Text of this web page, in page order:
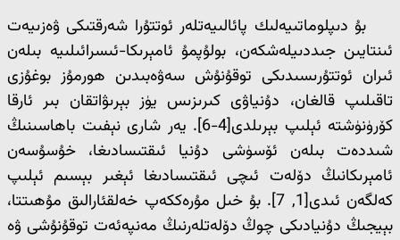
بۇ دىپلوماتىيەلىك پائالىيەتلەر ئوتتۇرا شەرقتىكى ۋەزىيەت
ئىنتايىن جىددىيلەشكەن، بولۇپمۇ ئامېرىكا-ئىسرائىلىيە بىلەن
ئىران ئوتتۇرىسىدىكى توقۇنۇش سەۋەبىدىن ھورمۇز بوغۇزى
تاقىلىپ قالغان، دۇنياۋى كىرىزىس يۈز بېرىۋاتقان بىر ئارقا
كۆرۈنۈشتە ئېلىپ بېرىلدى[4-6]. يەر شارى نېفىت باھاسىنىڭ
شىددەت بىلەن ئۆسۈشى دۇنيا ئىقتىسادىغا، خۇسۇسەن
ئامېرىكانىڭ دۆلەت ئىچى ئىقتىسادىغا ئېغىر بېسىم ئېلىپ
كەلگەن ئىدى[1, 7]. بۇ خىل مۇرەككەپ خەلقئارالىق مۇھىتتا،
بېيجىڭ دۇنيادىكى چوڭ دۆلەتلەرنىڭ مەنپەئەت توقۇنۇشى ۋە